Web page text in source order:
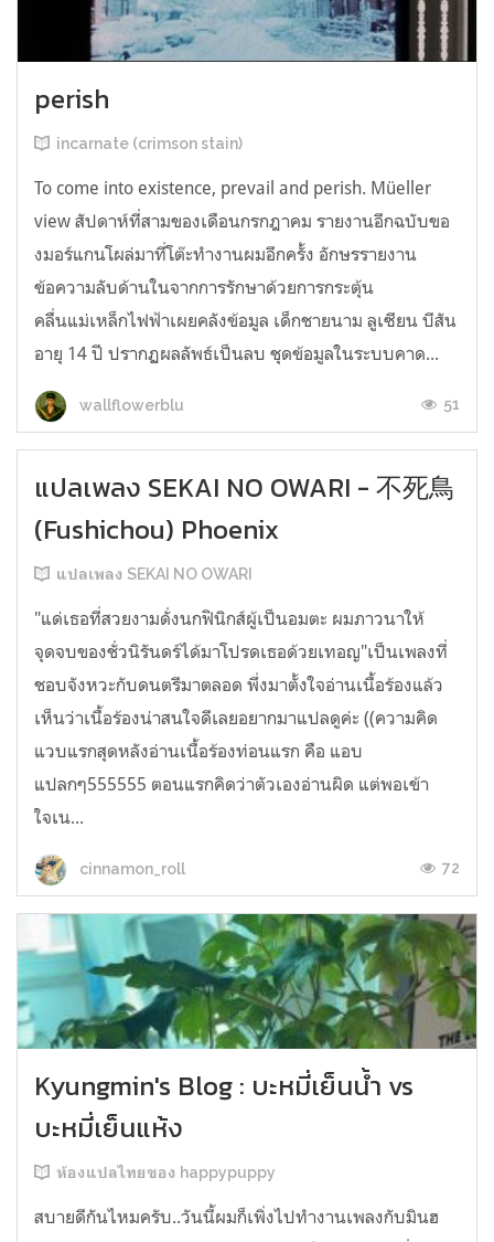
perish
incarnate (crimson stain)
To come into existence, prevail and perish. Müeller
view สัปดาห์ที่สามของเดือนกรกฎาคม รายงานอีกฉบับขอ
งมอร์แกนโผล่มาที่โต๊ะทำงานผมอีกครั้ง อักษรรายงาน
ข้อความลับด้านในจากการรักษาด้วยการกระตุ้น
คลื่นแม่เหล็กไฟฟ้าเผยคลังข้อมูล เด็กชายนาม ลูเซียน บีสัน
อายุ 14 ปี ปรากฏผลลัพธ์เป็นลบ ชุดข้อมูลในระบบคาด...
wallflowerblu 51
แปลเพลง SEKAI NO OWARI - 不死鳥
(Fushichou) Phoenix
แปลเพลง SEKAI NO OWARI
"แด่เธอที่สวยงามดั่งนกฟินิกส์ผู้เป็นอมตะ ผมภาวนาให้
จุดจบของชั่วนิรันดร์ได้มาโปรดเธอด้วยเทอญ"เป็นเพลงที่
ชอบจังหวะกับดนตรีมาตลอด พึ่งมาตั้งใจอ่านเนื้อร้องแล้ว
เห็นว่าเนื้อร้องน่าสนใจดีเลยอยากมาแปลดูค่ะ ((ความคิด
แวบแรกสุดหลังอ่านเนื้อร้องท่อนแรก คือ แอบ
แปลกๆ555555 ตอนแรกคิดว่าตัวเองอ่านผิด แต่พอเข้า
ใจเน...
cinnamon_roll 72
Kyungmin's Blog : บะหมี่เย็นน้ำ vs
บะหมี่เย็นแห้ง
ห้องแปลไทยของ happypuppy
สบายดีกันไหมครับ..วันนี้ผมก็เพิ่งไปทำงานเพลงกับมินฮ